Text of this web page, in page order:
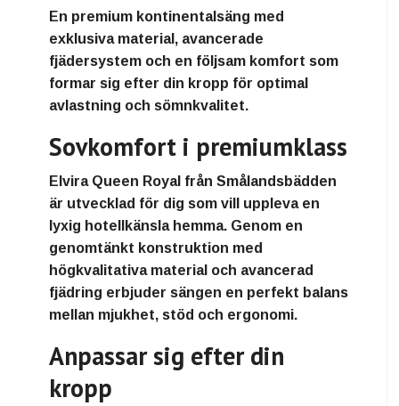
En premium kontinentalsäng med
exklusiva material, avancerade
fjädersystem och en följsam komfort som
formar sig efter din kropp för optimal
avlastning och sömnkvalitet.
Sovkomfort i premiumklass
Elvira Queen Royal från Smålandsbädden
är utvecklad för dig som vill uppleva en
lyxig hotellkänsla hemma. Genom en
genomtänkt konstruktion med
högkvalitativa material och avancerad
fjädring erbjuder sängen en perfekt balans
mellan mjukhet, stöd och ergonomi.
Anpassar sig efter din
kropp